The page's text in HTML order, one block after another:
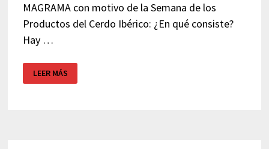
MAGRAMA con motivo de la Semana de los
Productos del Cerdo Ibérico: ¿En qué consiste?
Hay …
CONCURSO
DE
COCINA:
LEER MÁS